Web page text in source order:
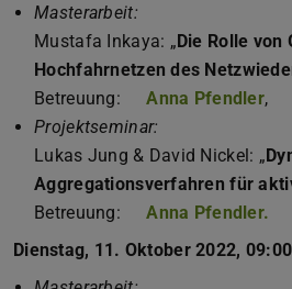
Masterarbeit:
Mustafa Inkaya: „Die Rolle von
Hochfahrnetzen des
Betreuung:
Anna Pfendler,
Projektseminar:
Lukas Jung & David Nickel: „
Aggregationsverfahren für
Betreuung:
Anna Pfendler.
Dienstag, 11. Oktober 2022,